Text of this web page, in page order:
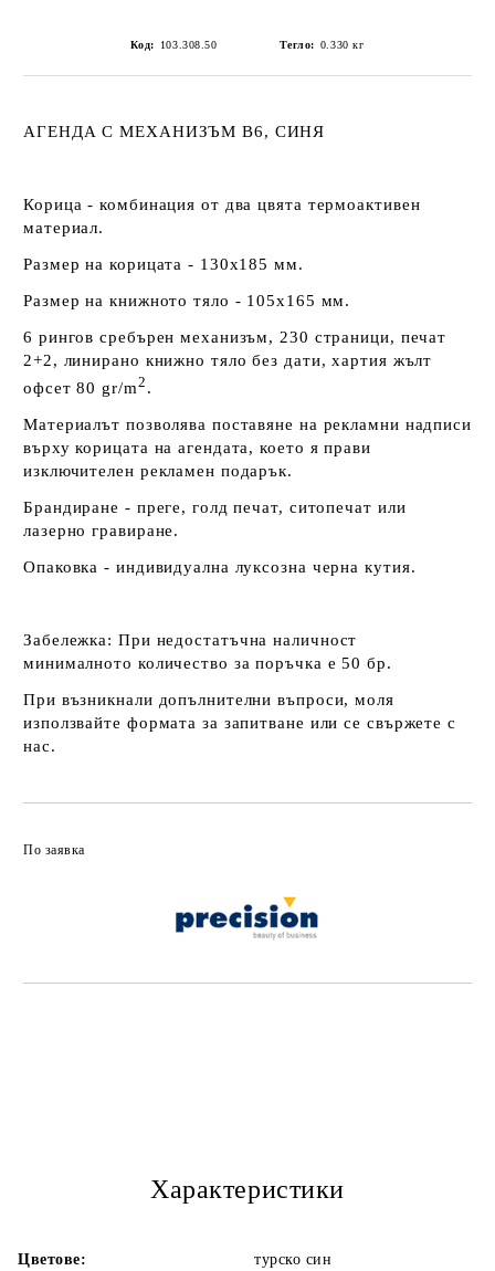
Код: 103.308.50 Тегло: 0.330 кг
АГЕНДА С МЕХАНИЗЪМ В6, СИНЯ
Корица - комбинация от два цвята термоактивен
материал.
Размер на корицата - 130х185 мм.
Размер на книжното тяло - 105х165 мм.
6 рингов сребърен механизъм, 230 страници, печат
2+2, линирано книжно тяло без дати, хартия жълт
офсет 80 gr/m2 .
Материалът позволява поставяне на рекламни надписи
върху корицата на агендата, което я прави
изключителен рекламен подарък.
Брандиране - преге, голд печат, ситопечат или
лазерно гравиране.
Опаковка - индивидуална луксозна черна кутия.
Забележка: При недостатъчна наличност
минималното количество за поръчка е 50 бр.
При възникнали допълнителни въпроси, моля
използвайте формата за запитване или се свържете с
нас.
По заявка
Характеристики
Цветове:
турско син